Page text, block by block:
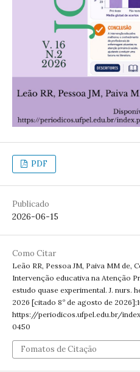
PDF
Publicado
2026-06-15
Como Citar
Leão RR, Pessoa JM, Paiva MM de,
Intervenção educativa na Atenção
estudo quase experimental. J. nurs.
2026 [citado 8º de agosto de
https://periodicos.ufpel.edu.br/
0450
Fomatos de Citação